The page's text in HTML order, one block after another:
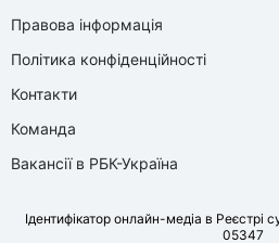
Правова інформація
Політика конфіденційності
Контакти
Команда
Вакансії в РБК-Україна
Ідентифікатор онлайн-медіа в Реєстрі
05347